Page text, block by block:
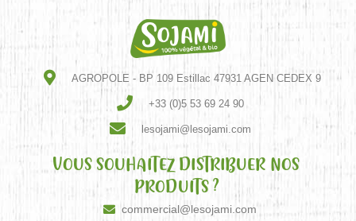
AGROPOLE - BP 109 Estillac 47931 AGEN CEDEX 9
+33 (0)5 53 69 24 90
lesojami@lesojami.com
VOUS SOUHAITEZ DISTRIBUER NOS
PRODUITS ?
commercial@lesojami.com